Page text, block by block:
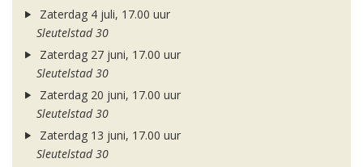
Zaterdag 4 juli, 17.00 uur
Sleutelstad 30
Zaterdag 27 juni, 17.00 uur
Sleutelstad 30
Zaterdag 20 juni, 17.00 uur
Sleutelstad 30
Zaterdag 13 juni, 17.00 uur
Sleutelstad 30